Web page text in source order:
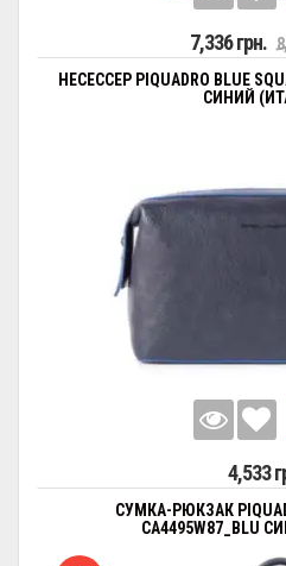
7,336 грн.
НЕСЕССЕР PIQUADRO BLUE
СИНИЙ
4,533
СУМКА-РЮКЗАК
CA4495W87_BLU